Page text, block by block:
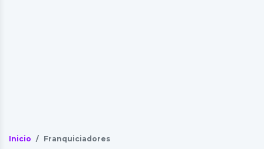
Inicio Franquiciadores